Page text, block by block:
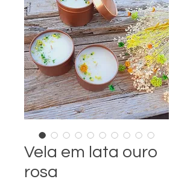
Vela em lata ouro
rosa